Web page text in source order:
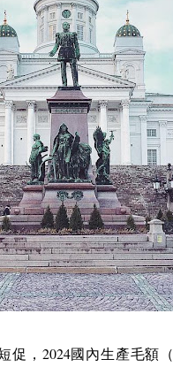
促， 2024國內生產毛額（